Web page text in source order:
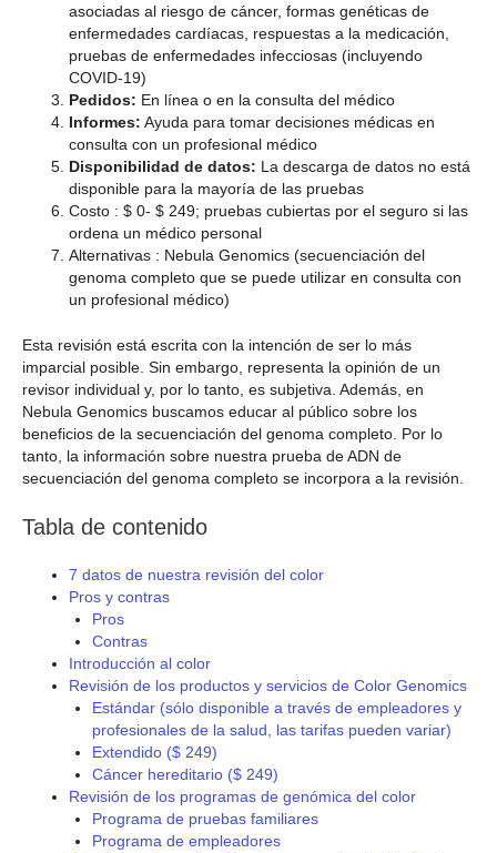
asociadas al riesgo de cáncer, formas genéticas de
enfermedades cardíacas, respuestas a la medicación,
pruebas de enfermedades infecciosas (incluyendo
COVID-19)
Pedidos: En línea o en la consulta del médico
Informes: Ayuda para tomar decisiones médicas en
consulta con un profesional médico
Disponibilidad de datos: La descarga de datos no está
disponible para la mayoría de las pruebas
Costo : $ 0- $ 249; pruebas cubiertas por el seguro si las
ordena un médico personal
Alternativas : Nebula Genomics (secuenciación del
genoma completo que se puede utilizar en consulta con
un profesional médico)
Esta revisión está escrita con la intención de ser lo más
imparcial posible. Sin embargo, representa la opinión de un
revisor individual y, por lo tanto, es subjetiva. Además, en
Nebula Genomics buscamos educar al público sobre los
beneficios de la secuenciación del genoma completo. Por lo
tanto, la información sobre nuestra prueba de ADN de
secuenciación del genoma completo se incorpora a la revisión.
Tabla de contenido
7 datos de nuestra revisión del color
Pros y contras
Pros
Contras
Introducción al color
Revisión de los productos y servicios de Color Genomics
Estándar (sólo disponible a través de empleadores y
profesionales de la salud, las tarifas pueden variar)
Extendido ($ 249)
Cáncer hereditario ($ 249)
Revisión de los programas de genómica del color
Programa de pruebas familiares
Programa de empleadores